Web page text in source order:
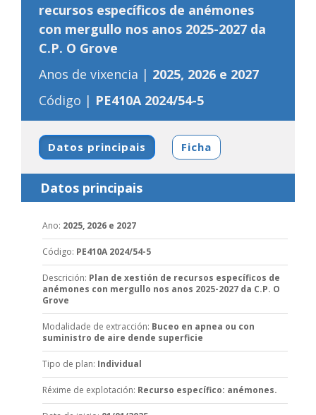
recursos específicos de anémones
con mergullo nos anos 2025-2027 da
C.P. O Grove
Anos de vixencia | 2025, 2026 e 2027
Código | PE410A 2024/54-5
Datos principais Ficha
Datos principais
Ano: 2025, 2026 e 2027
Código: PE410A 2024/54-5
Descrición: Plan de xestión de recursos específicos de
anémones con mergullo nos anos 2025-2027 da C.P. O
Grove
Modalidade de extracción: Buceo en apnea ou con
suministro de aire dende superficie
Tipo de plan: Individual
Réxime de explotación: Recurso específico: anémones.